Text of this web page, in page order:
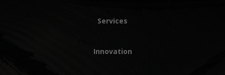
Services
Innovation